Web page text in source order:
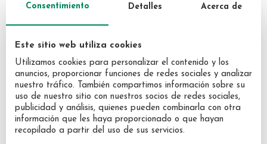
Consentimiento Detalles Acerca de
Este sitio web utiliza cookies
Utilizamos cookies para personalizar el contenido y los
anuncios, proporcionar funciones de redes sociales y analizar
nuestro tráfico. También compartimos información sobre su
uso de nuestro sitio con nuestros socios de redes sociales,
publicidad y análisis, quienes pueden combinarla con otra
información que les haya proporcionado o que hayan
recopilado a partir del uso de sus servicios.